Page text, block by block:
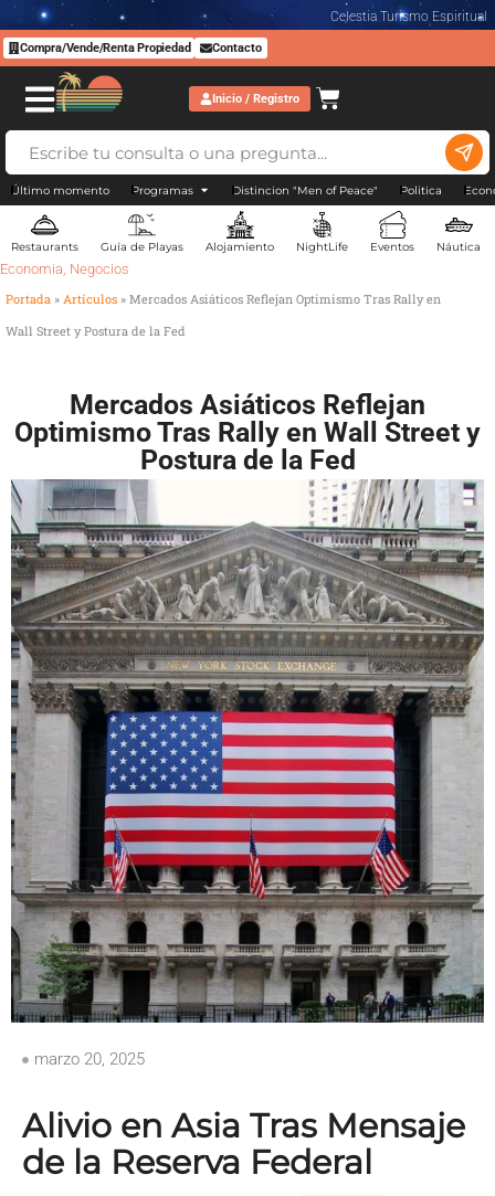
Celestia Turismo Espiritual
Compra/Vende/Renta Propiedad Contacto
Inicio / Registro
Último momento Programas Distincion "Men of Peace" Politica
Restaurants Guía de Playas Alojamiento NightLife Eventos Náutica
Economia, Negocios
Portada » Artículos » Mercados Asiáticos Reflejan Optimismo Tras Rally en
Wall Street y Postura de la Fed
Mercados Asiáticos Reflejan
Optimismo Tras Rally en Wall Street y
Postura de la Fed
marzo 20, 2025
Alivio en Asia Tras Mensaje
de la Reserva Federal